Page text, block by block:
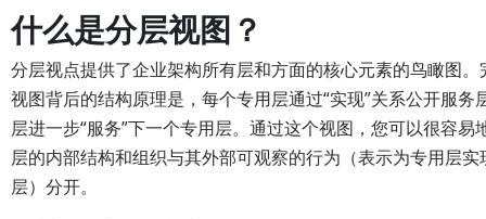
什么是分层视图？
分层视点提供了企业架构所有层和方面的核心元素的鸟瞰图。
视图背后的结构原理是，每个专用层通过“实现”关系公开服务
层进一步“服务”下一个专用层。通过这个视图，您可以很容易
层的内部结构和组织与其外部可观察的行为（表示为专用层实
层）分开。